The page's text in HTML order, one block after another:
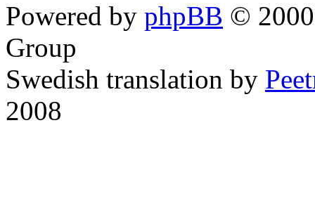
Powered by phpBB ©
Group
Swedish translation by
2008